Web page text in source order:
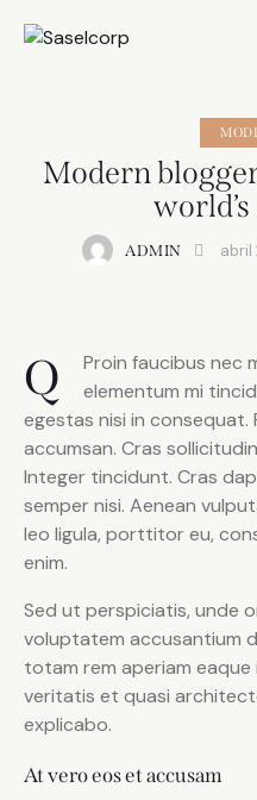
Modern
ADMIN abril
Q
Proin faucibus nec
elementum mi
egestas nisi in consequat.
accumsan. Cras
Integer tincidunt. Cras
semper nisi. Aenean
leo ligula, porttitor eu,
enim.
Sed ut perspiciatis, unde
voluptatem accusantium
totam rem aperiam
veritatis et quasi
explicabo.
At vero eos et accusam